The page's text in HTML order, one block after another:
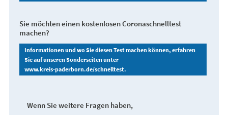
Sie möchten einen kostenlosen Coronaschnelltest
machen?
Informationen und wo Sie diesen Test machen können, erfahren
Sie auf unseren Sonderseiten unter
www.kreis-paderborn.de/schnelltest.
Wenn Sie weitere Fragen haben,